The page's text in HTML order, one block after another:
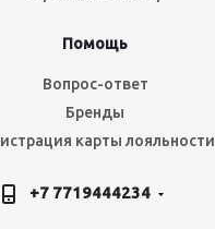
Помощь
Вопрос-ответ
Бренды
карты лояльности
+7 7719444234